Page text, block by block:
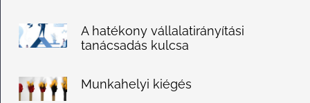
A hatékony vállalatirányítási
tanácsadás kulcsa
Munkahelyi kiégés